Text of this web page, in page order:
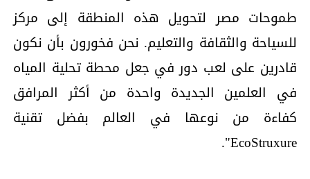
طموحات مصر لتحويل هذه المنطقة إلى مركز
للسياحة والثقافة والتعليم. نحن فخورون بأن نكون
قادرين على لعب دور في جعل محطة تحلية المياه
في العلمين الجديدة واحدة من أكثر المرافق
كفاءة من نوعها في العالم بفضل تقنية
EcoStruxure".